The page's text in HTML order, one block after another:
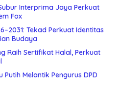
Interprima Jaya Perkuat
Fox
Tekad Perkuat Identitas
Budaya
Raih Sertifikat Halal, Perkuat
Melantik Pengurus DPD